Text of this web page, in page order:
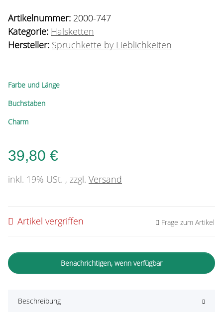
Artikelnummer: 2000-747
Kategorie: Halsketten
Hersteller: Spruchkette by Lieblichkeiten
Farbe und Länge
Buchstaben
Charm
39,80 €
inkl. 19% USt. , zzgl. Versand
Artikel vergriffen Frage zum Artikel
Benachrichtigen, wenn verfügbar
Beschreibung